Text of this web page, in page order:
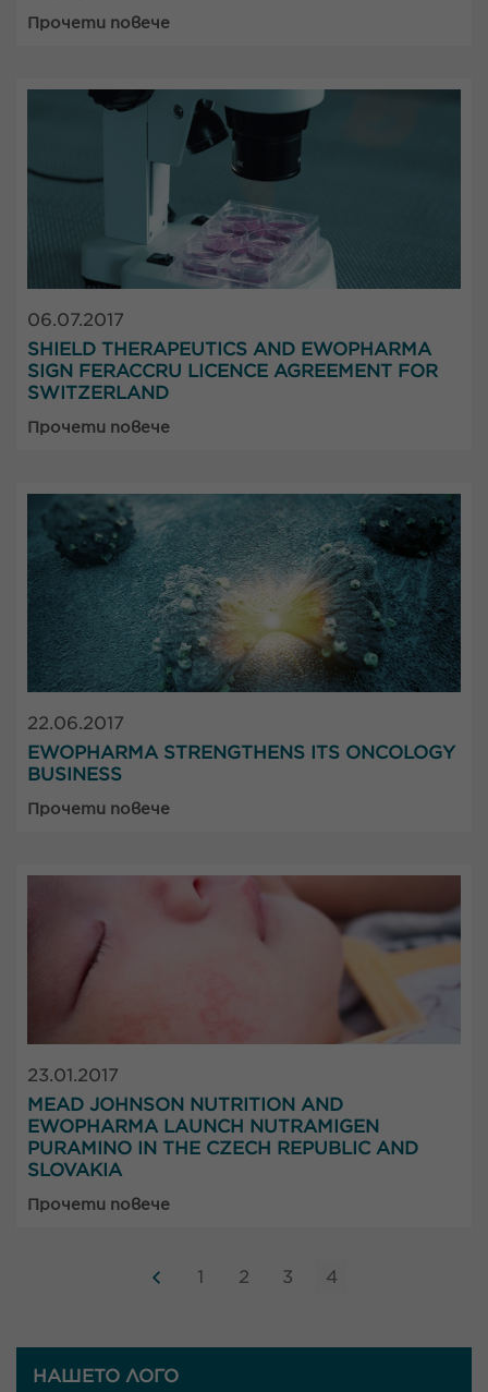
НАШЕТО ЛОГО
Прочети повече
06.07.2017
SHIELD THERAPEUTICS AND EWOPHARMA
SIGN FERACCRU LICENCE AGREEMENT FOR
SWITZERLAND
Прочети повече
22.06.2017
EWOPHARMA STRENGTHENS ITS ONCOLOGY
BUSINESS
Прочети повече
23.01.2017
MEAD JOHNSON NUTRITION AND
EWOPHARMA LAUNCH NUTRAMIGEN
PURAMINO IN THE CZECH REPUBLIC AND
SLOVAKIA
Прочети повече
1 2 3 4